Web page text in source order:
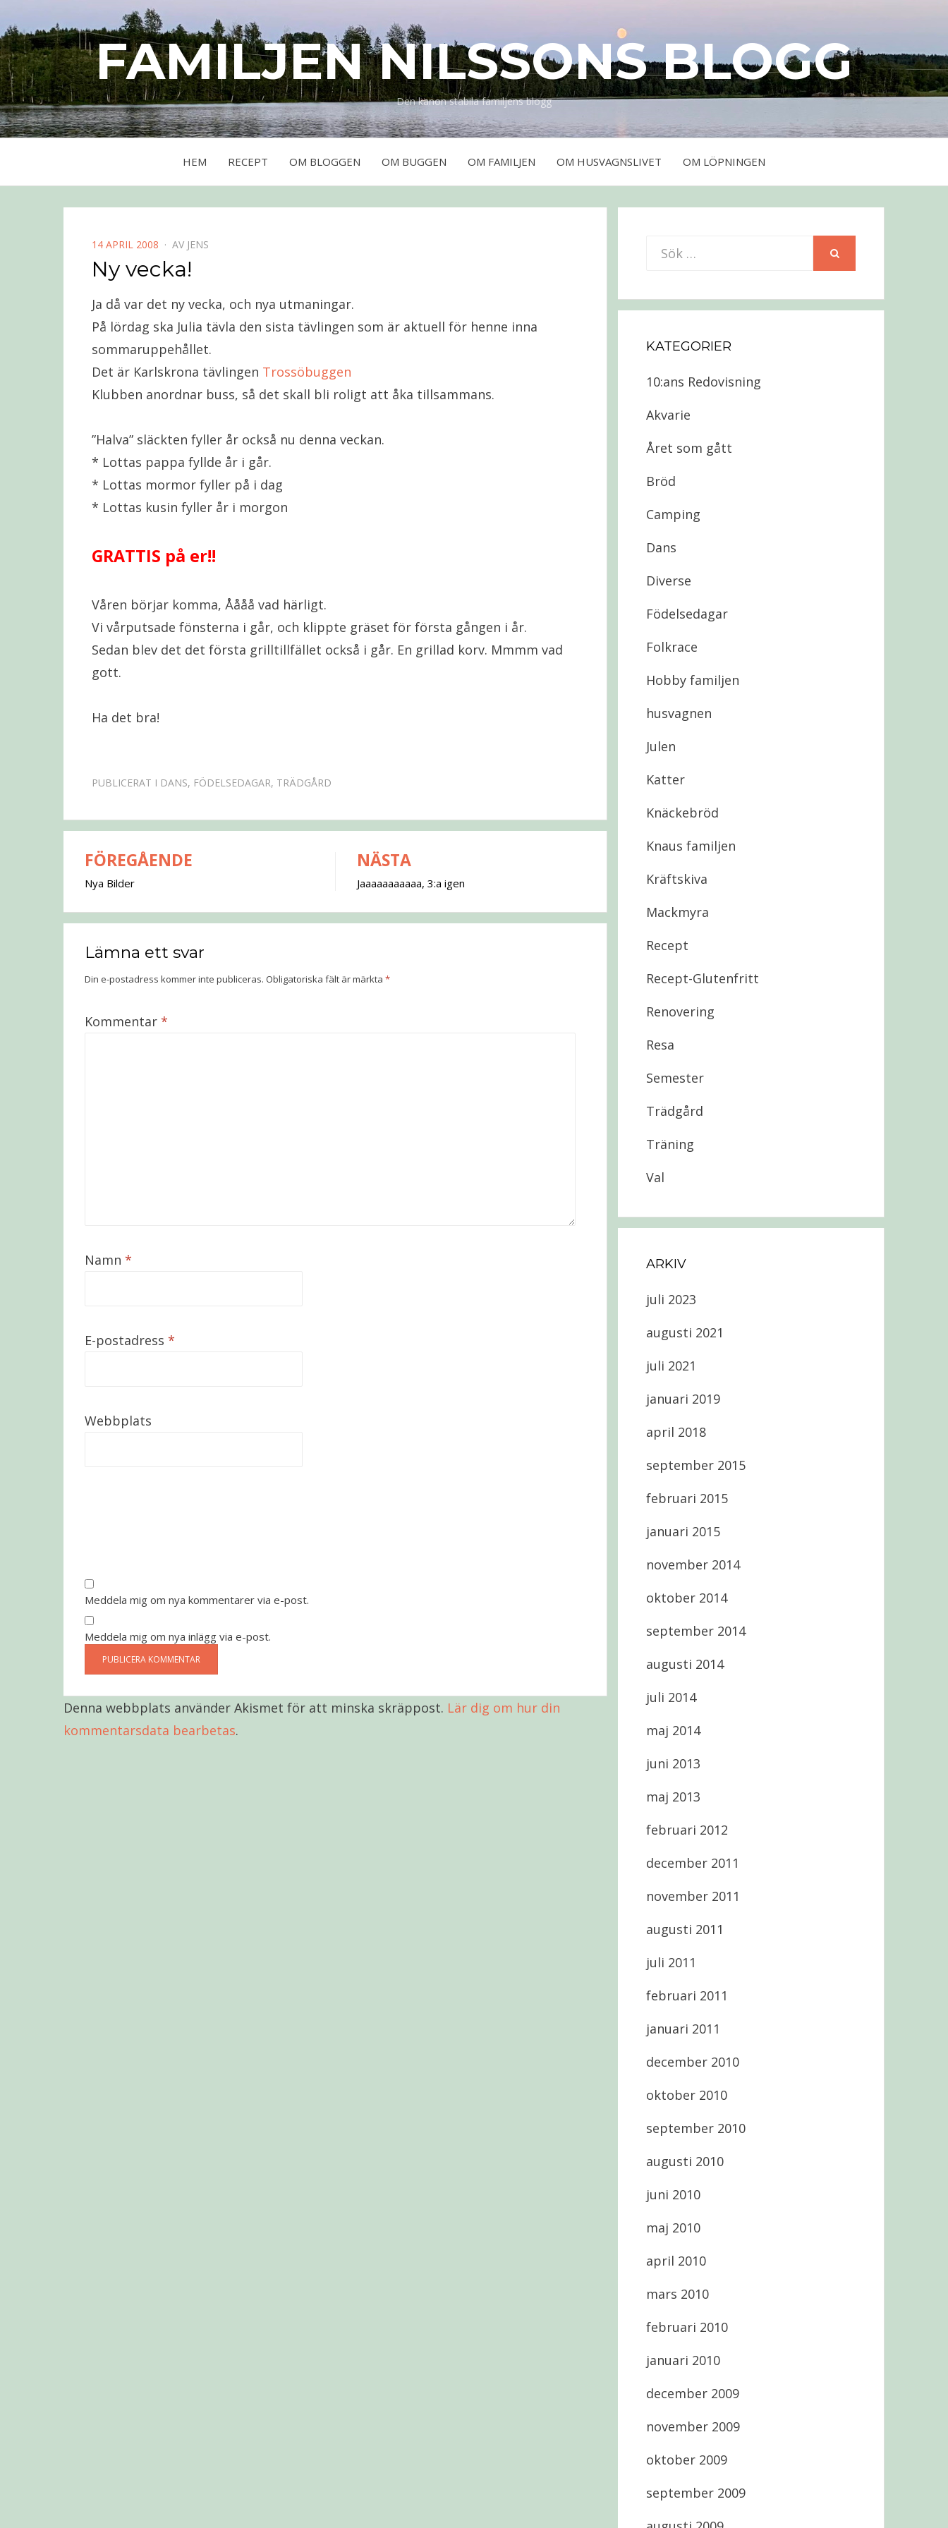
FAMILJEN NILSSONS BLOGG
Den kanon stabila familjens blogg
HEM RECEPT OM BLOGGEN OM BUGGEN OM FAMILJEN OM HUSVAGNSLIVET OM LÖPNINGEN
PUBLICERAD
DEN
14 APRIL 2008 AV JENS
Ny vecka!
Ja då var det ny vecka, och nya utmaningar.
På lördag ska Julia tävla den sista tävlingen som är aktuell för henne inna
sommaruppehållet.
Det är Karlskrona tävlingen Trossöbuggen
Klubben anordnar buss, så det skall bli roligt att åka tillsammans.
”Halva” släckten fyller år också nu denna veckan.
* Lottas pappa fyllde år i går.
* Lottas mormor fyller på i dag
* Lottas kusin fyller år i morgon
GRATTIS på er!!
Våren börjar komma, Åååå vad härligt.
Vi vårputsade fönsterna i går, och klippte gräset för första gången i år.
Sedan blev det det första grilltillfället också i går. En grillad korv. Mmmm vad
gott.
Ha det bra!
PUBLICERAT I DANS, FÖDELSEDAGAR, TRÄDGÅRD
Inläggsnavigering
FÖREGÅENDE
Nya Bilder
NÄSTA
Jaaaaaaaaaaa, 3:a igen
Lämna ett svar
Din e-postadress kommer inte publiceras. Obligatoriska fält är märkta *
Kommentar *
Namn *
E-postadress *
Webbplats
Meddela mig om nya kommentarer via e-post.
Meddela mig om nya inlägg via e-post.
Denna webbplats använder Akismet för att minska skräppost. Lär dig om hur din
kommentarsdata bearbetas.
Sök
KATEGORIER
10:ans Redovisning
Akvarie
Året som gått
Bröd
Camping
Dans
Diverse
Födelsedagar
Folkrace
Hobby familjen
husvagnen
Julen
Katter
Knäckebröd
Knaus familjen
Kräftskiva
Mackmyra
Recept
Recept-Glutenfritt
Renovering
Resa
Semester
Trädgård
Träning
Val
ARKIV
juli 2023
augusti 2021
juli 2021
januari 2019
april 2018
september 2015
februari 2015
januari 2015
november 2014
oktober 2014
september 2014
augusti 2014
juli 2014
maj 2014
juni 2013
maj 2013
februari 2012
december 2011
november 2011
augusti 2011
juli 2011
februari 2011
januari 2011
december 2010
oktober 2010
september 2010
augusti 2010
juni 2010
maj 2010
april 2010
mars 2010
februari 2010
januari 2010
december 2009
november 2009
oktober 2009
september 2009